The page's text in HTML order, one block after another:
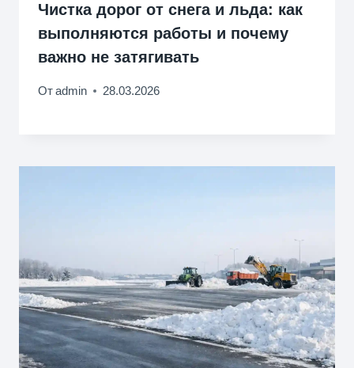
Чистка дорог от снега и льда: как
выполняются работы и почему
важно не затягивать
Отadmin 28.03.2026